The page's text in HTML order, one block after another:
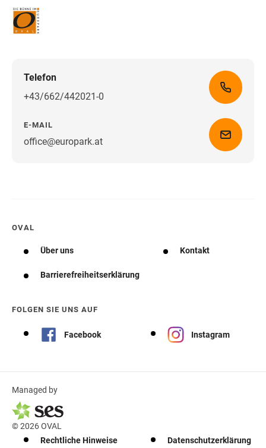
Telefon
+43/662/442021-0
E-MAIL
office@europark.atWegbeschreibung erhalten
OVAL
Über uns Kontakt
Barrierefreiheitserklärung
FOLGEN SIE UNS AUF
Facebook Instagram
Managed by
© 2026 OVAL
Rechtliche Hinweise
Datenschutzerklärung